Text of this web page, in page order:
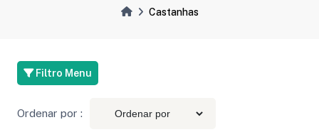
Castanhas
Filtro Menu
Ordenar por :